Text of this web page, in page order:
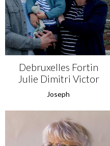
Debruxelles Fortin
Julie Dimitri Victor
Joseph